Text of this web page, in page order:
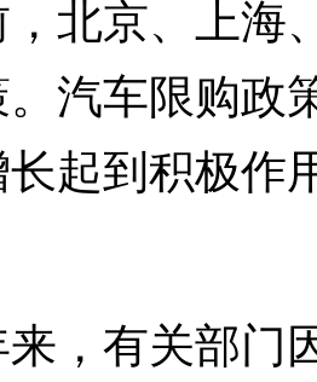
京、上海
汽车限购政
起到积极作
有关部门